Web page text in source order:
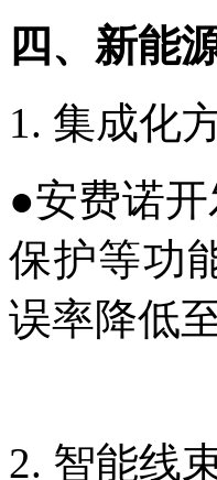
四、 新能
1. 集成化
●安费诺
保护等功
误率降低
2. 智能线